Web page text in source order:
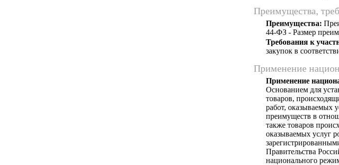
Преимущества,
Преимущества:
44-ФЗ - Размер
Требования к
закупок в
Применение
Применение
Основанием для
товаров,
работ, оказываемых
преимуществ в
также товаров
оказываемых услуг
Правительства
национального